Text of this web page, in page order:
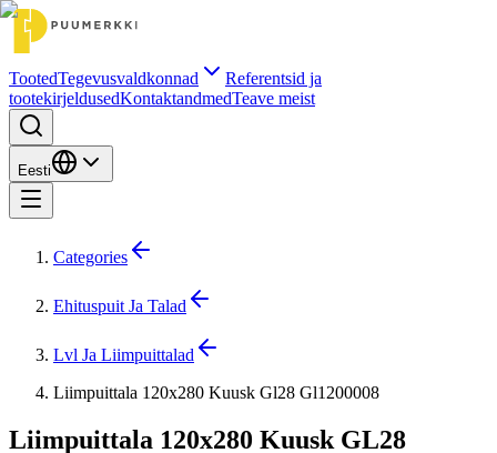
TootedTegevusvaldkonnad
Referentsid ja
tootekirjeldusedKontaktandmedTeave meist
Eesti
Categories
Ehituspuit Ja Talad
Lvl Ja Liimpuittalad
Liimpuittala 120x280 Kuusk Gl28 Gl1200008
Liimpuittala 120x280 Kuusk GL28